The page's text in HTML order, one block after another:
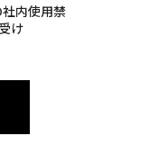
内使用禁
け